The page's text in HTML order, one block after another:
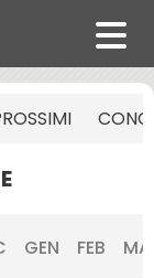
GEN FEB